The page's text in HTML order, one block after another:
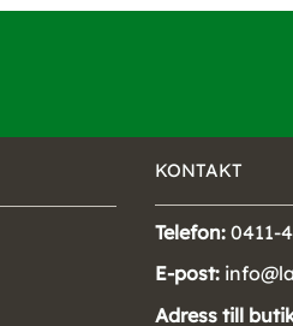
KONTAKT
Telefon: 0411-
E-post:
Adress till